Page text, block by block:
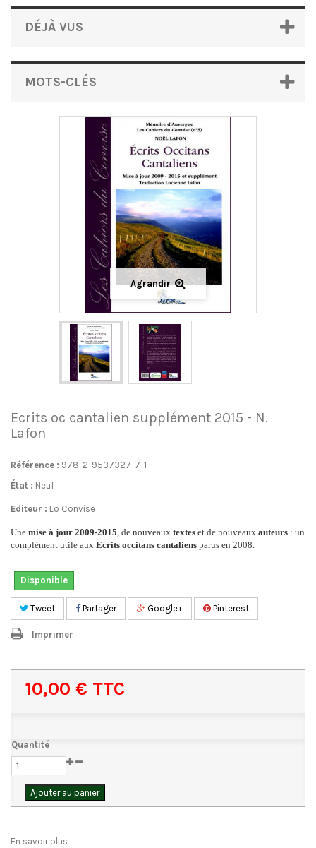
DÉJÀ VUS
MOTS-CLÉS
Agrandir
Ecrits oc cantalien supplément 2015 - N.
Lafon
Référence : 978-2-9537327-7-1
État : Neuf
Editeur : Lo Convise
Une mise à jour 2009-2015, de nouveaux textes et de nouveaux auteurs : un
complément utile aux Ecrits occitans cantaliens parus en 2008.
Disponible
Tweet Partager Google+ Pinterest
Imprimer
10,00 € TTC
Quantité
Ajouter au panier
En savoir plus